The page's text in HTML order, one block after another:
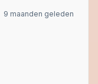
9 maanden geleden